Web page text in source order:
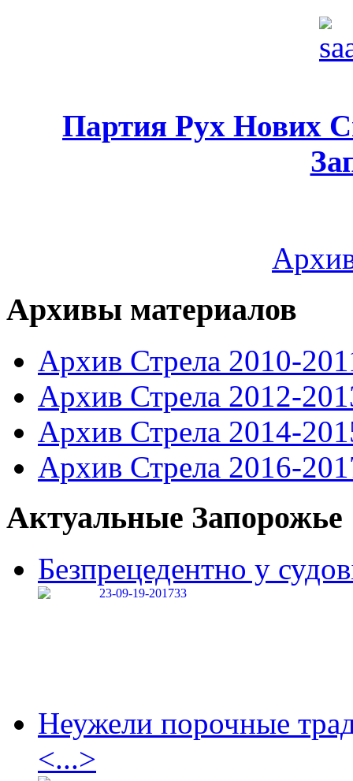
Партия Рух Нових
Архивы материалов
Архив Стрела 2010-
Архив Стрела 2012-
Архив Стрела 2014-
Архив Стрела 2016-
Актуальные Запорожье
Безпрецедентно у
Неужели порочные
<...>